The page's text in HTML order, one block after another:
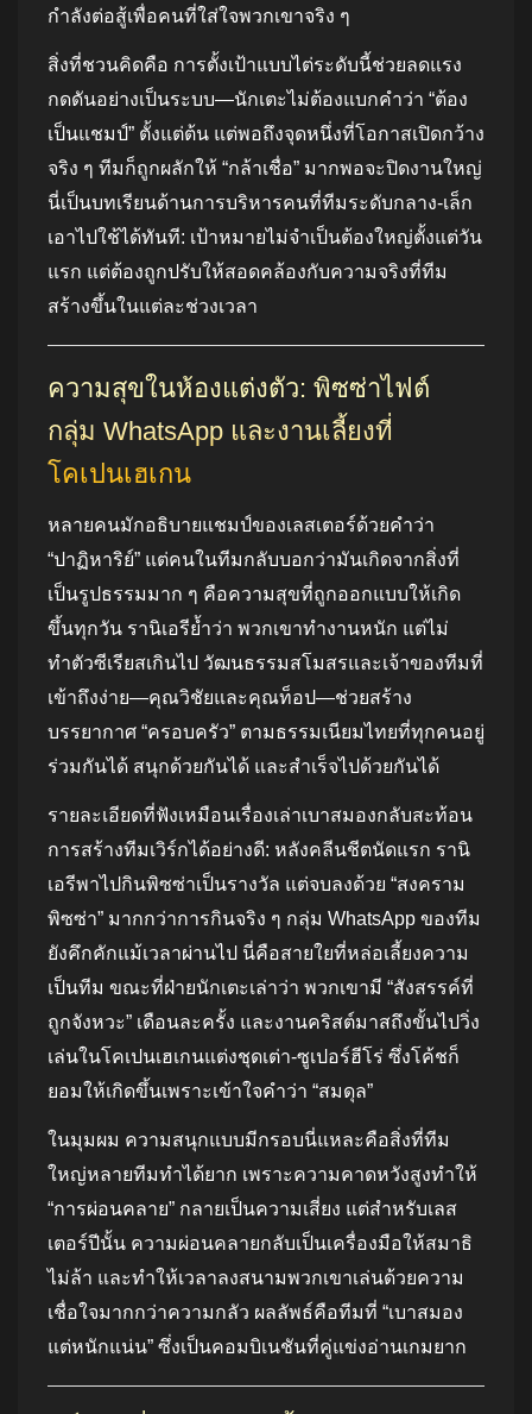
กำลังต่อสู้เพื่อคนที่ใส่ใจพวกเขาจริง ๆ
สิ่งที่ชวนคิดคือ การตั้งเป้าแบบไต่ระดับนี้ช่วยลดแรง
กดดันอย่างเป็นระบบ—นักเตะไม่ต้องแบกคำว่า “ต้อง
เป็นแชมป์” ตั้งแต่ต้น แต่พอถึงจุดหนึ่งที่โอกาสเปิดกว้าง
จริง ๆ ทีมก็ถูกผลักให้ “กล้าเชื่อ” มากพอจะปิดงานใหญ่
นี่เป็นบทเรียนด้านการบริหารคนที่ทีมระดับกลาง-เล็ก
เอาไปใช้ได้ทันที: เป้าหมายไม่จำเป็นต้องใหญ่ตั้งแต่วัน
แรก แต่ต้องถูกปรับให้สอดคล้องกับความจริงที่ทีม
สร้างขึ้นในแต่ละช่วงเวลา
ความสุขในห้องแต่งตัว: พิซซ่าไฟต์
กลุ่ม WhatsApp และงานเลี้ยงที่
โคเปนเฮเกน
หลายคนมักอธิบายแชมป์ของเลสเตอร์ด้วยคำว่า
“ปาฏิหาริย์” แต่คนในทีมกลับบอกว่ามันเกิดจากสิ่งที่
เป็นรูปธรรมมาก ๆ คือความสุขที่ถูกออกแบบให้เกิด
ขึ้นทุกวัน รานิเอรีย้ำว่า พวกเขาทำงานหนัก แต่ไม่
ทำตัวซีเรียสเกินไป วัฒนธรรมสโมสรและเจ้าของทีมที่
เข้าถึงง่าย—คุณวิชัยและคุณท็อป—ช่วยสร้าง
บรรยากาศ “ครอบครัว” ตามธรรมเนียมไทยที่ทุกคนอยู่
ร่วมกันได้ สนุกด้วยกันได้ และสำเร็จไปด้วยกันได้
รายละเอียดที่ฟังเหมือนเรื่องเล่าเบาสมองกลับสะท้อน
การสร้างทีมเวิร์กได้อย่างดี: หลังคลีนชีตนัดแรก รานิ
เอรีพาไปกินพิซซ่าเป็นรางวัล แต่จบลงด้วย “สงคราม
พิซซ่า” มากกว่าการกินจริง ๆ กลุ่ม WhatsApp ของทีม
ยังคึกคักแม้เวลาผ่านไป นี่คือสายใยที่หล่อเลี้ยงความ
เป็นทีม ขณะที่ฝ่ายนักเตะเล่าว่า พวกเขามี “สังสรรค์ที่
ถูกจังหวะ” เดือนละครั้ง และงานคริสต์มาสถึงขั้นไปวิ่ง
เล่นในโคเปนเฮเกนแต่งชุดเต่า-ซูเปอร์ฮีโร่ ซึ่งโค้ชก็
ยอมให้เกิดขึ้นเพราะเข้าใจคำว่า “สมดุล”
ในมุมผม ความสนุกแบบมีกรอบนี่แหละคือสิ่งที่ทีม
ใหญ่หลายทีมทำได้ยาก เพราะความคาดหวังสูงทำให้
“การผ่อนคลาย” กลายเป็นความเสี่ยง แต่สำหรับเลส
เตอร์ปีนั้น ความผ่อนคลายกลับเป็นเครื่องมือให้สมาธิ
ไม่ล้า และทำให้เวลาลงสนามพวกเขาเล่นด้วยความ
เชื่อใจมากกว่าความกลัว ผลลัพธ์คือทีมที่ “เบาสมอง
แต่หนักแน่น” ซึ่งเป็นคอมบิเนชันที่คู่แข่งอ่านเกมยาก